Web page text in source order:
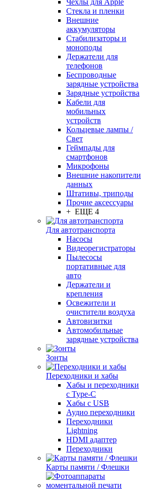
Чехлы для Apple
Стекла и пленки
Внешние
аккумуляторы
Стабилизаторы и
моноподы
Держатели для
телефонов
Беспроводные
зарядные устройства
Зарядные устройства
Кабели для
мобильных
устройств
Кольцевые лампы /
Свет
Геймпады для
смартфонов
Микрофоны
Внешние накопители
данных
Штативы, триподы
Прочие аксессуары
+ ЕЩЕ 4
Для автотранспорта
Насосы
Видеорегистраторы
Пылесосы
портативные для
авто
Держатели и
крепления
Освежители и
очистители воздуха
Автовизитки
Автомобильные
зарядные устройства
Зонты
Переходники и хабы
Хабы и переходники
с Type-C
Хабы с USB
Аудио переходники
Переходники
Lightning
HDMI адаптер
Переходники
Карты памяти / Флешки